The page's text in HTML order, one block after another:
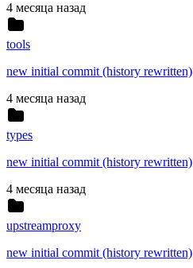
4 месяца назад
tools
new initial commit (history rewritten)
4 месяца назад
types
new initial commit (history rewritten)
4 месяца назад
upstreamproxy
new initial commit (history rewritten)